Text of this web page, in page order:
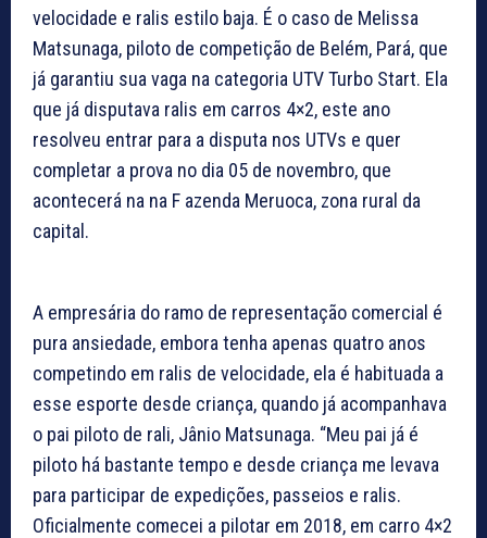
velocidade e ralis estilo baja. É o caso de Melissa
Matsunaga, piloto de competição de Belém, Pará, que
já garantiu sua vaga na categoria UTV Turbo Start. Ela
que já disputava ralis em carros 4×2, este ano
resolveu entrar para a disputa nos UTVs e quer
completar a prova no dia 05 de novembro, que
acontecerá na na F azenda Meruoca, zona rural da
capital.
A empresária do ramo de representação comercial é
pura ansiedade, embora tenha apenas quatro anos
competindo em ralis de velocidade, ela é habituada a
esse esporte desde criança, quando já acompanhava
o pai piloto de rali, Jânio Matsunaga. “Meu pai já é
piloto há bastante tempo e desde criança me levava
para participar de expedições, passeios e ralis.
Oficialmente comecei a pilotar em 2018, em carro 4×2